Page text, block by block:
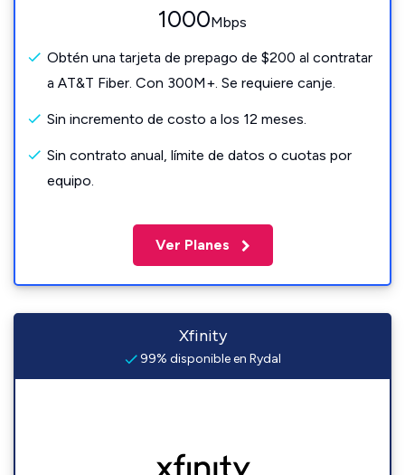
1000Mbps
Obtén una tarjeta de prepago de $200 al contratar
a AT&T Fiber. Con 300M+. Se requiere canje.
Sin incremento de costo a los 12 meses.
Sin contrato anual, límite de datos o cuotas por
equipo.
Ver Planes
Xfinity
99% disponible en Rydal